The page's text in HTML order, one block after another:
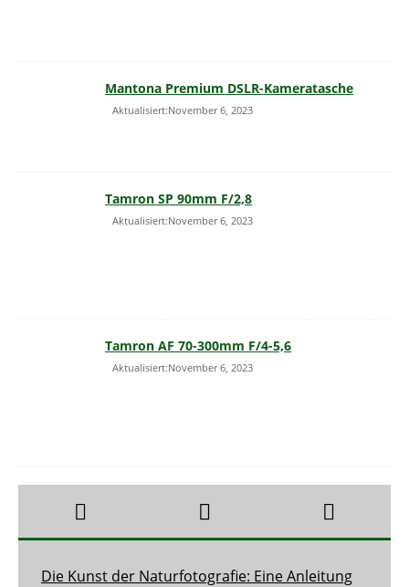
Mantona Premium DSLR-Kameratasche
Aktualisiert:November 6, 2023
Tamron SP 90mm F/2,8
Aktualisiert:November 6, 2023
Tamron AF 70-300mm F/4-5,6
Aktualisiert:November 6, 2023
Die Kunst der Naturfotografie: Eine Anleitung